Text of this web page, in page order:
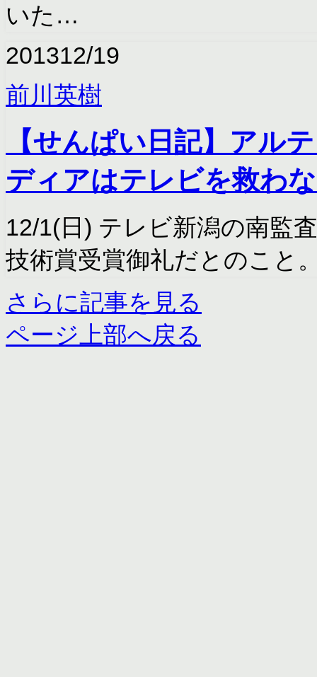
いた…
201312/19
前川英樹
【せんぱい日記】アル
ディアはテレビを救わ
12/1(日) テレビ新潟の南監
技術賞受賞御礼だとのこと
さらに記事を見る
ページ上部へ戻る